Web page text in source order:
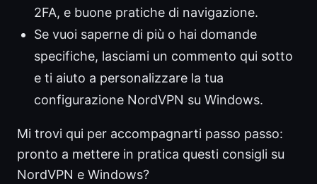
2FA, e buone pratiche di navigazione.
Se vuoi saperne di più o hai domande
specifiche, lasciami un commento qui sotto
e ti aiuto a personalizzare la tua
configurazione NordVPN su Windows.
Mi trovi qui per accompagnarti passo passo:
pronto a mettere in pratica questi consigli su
NordVPN e Windows?